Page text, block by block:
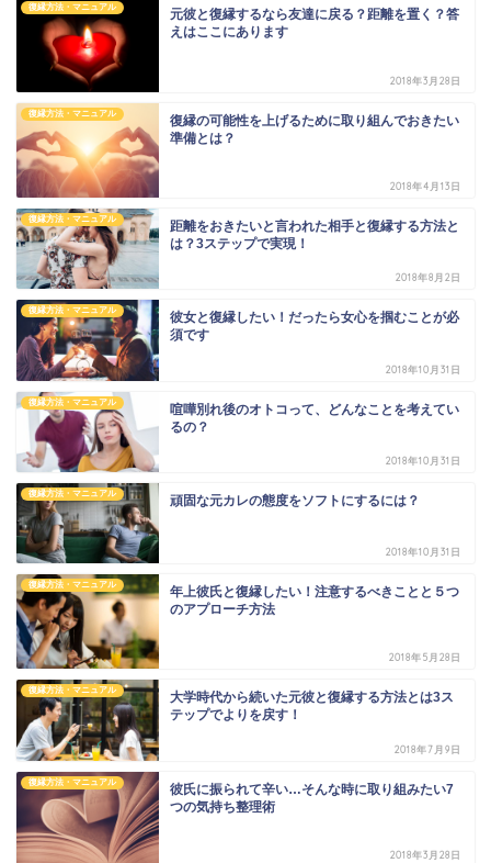
復縁方法・マニュアル
元彼と復縁するなら友達に戻る？距離を置く？答
えはここにあります
2018年3月28日
復縁方法・マニュアル
復縁の可能性を上げるために取り組んでおきたい
準備とは？
2018年4月13日
復縁方法・マニュアル
距離をおきたいと言われた相手と復縁する方法と
は？3ステップで実現！
2018年8月2日
復縁方法・マニュアル
彼女と復縁したい！だったら女心を掴むことが必
須です
2018年10月31日
復縁方法・マニュアル
喧嘩別れ後のオトコって、どんなことを考えてい
るの？
2018年10月31日
復縁方法・マニュアル 頑固な元カレの態度をソフトにするには？
2018年10月31日
復縁方法・マニュアル
年上彼氏と復縁したい！注意するべきことと５つ
のアプローチ方法
2018年5月28日
復縁方法・マニュアル
大学時代から続いた元彼と復縁する方法とは3ス
テップでよりを戻す！
2018年7月9日
復縁方法・マニュアル
彼氏に振られて辛い…そんな時に取り組みたい7
つの気持ち整理術
2018年3月28日